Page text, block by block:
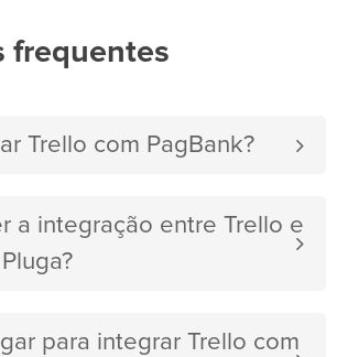
frequentes
Trello com PagBank?
a integração entre Trello e
para integrar Trello com